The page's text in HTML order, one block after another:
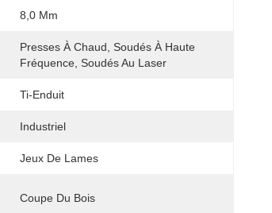
8,0 Mm
Presses À Chaud, Soudés À Haute
Fréquence, Soudés Au Laser
Ti-Enduit
Industriel
Jeux De Lames
Coupe Du Bois